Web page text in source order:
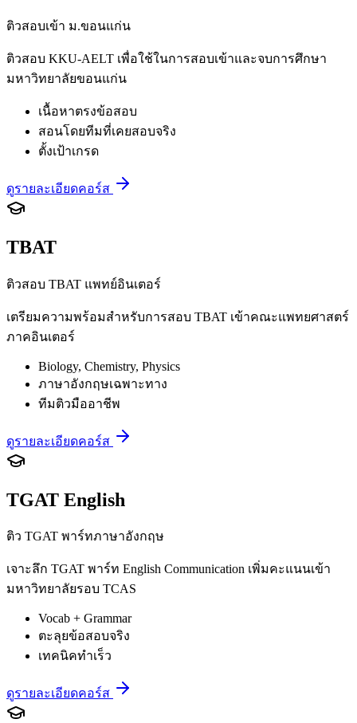
ติวสอบเข้า ม.ขอนแก่น
ติวสอบ KKU-AELT เพื่อใช้ในการสอบเข้าและจบการศึกษา
มหาวิทยาลัยขอนแก่น
เนื้อหาตรงข้อสอบ
สอนโดยทีมที่เคยสอบจริง
ตั้งเป้าเกรด
ดูรายละเอียดคอร์ส
TBAT
ติวสอบ TBAT แพทย์อินเตอร์
เตรียมความพร้อมสำหรับการสอบ TBAT เข้าคณะแพทยศาสตร์
ภาคอินเตอร์
Biology, Chemistry, Physics
ภาษาอังกฤษเฉพาะทาง
ทีมติวมืออาชีพ
ดูรายละเอียดคอร์ส
TGAT English
ติว TGAT พาร์ทภาษาอังกฤษ
เจาะลึก TGAT พาร์ท English Communication เพิ่มคะแนนเข้า
มหาวิทยาลัยรอบ TCAS
Vocab + Grammar
ตะลุยข้อสอบจริง
เทคนิคทำเร็ว
ดูรายละเอียดคอร์ส